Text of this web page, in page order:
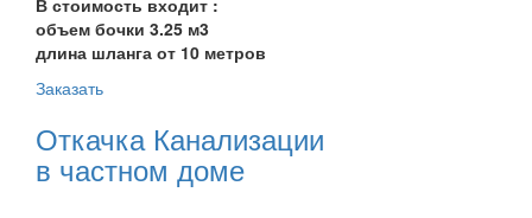
объем бочки 3.25 м3
длина шланга от 10 метров
Заказать
Откачка Канализации
в частном доме